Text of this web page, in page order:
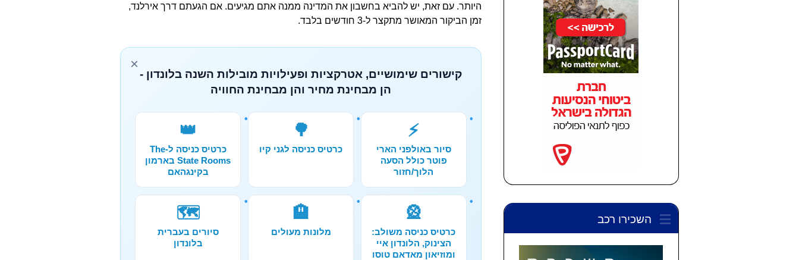
היותר. עם זאת, יש להביא בחשבון את המדינה ממנה אתם מגיעים. אם הגעתם דרך אירלנד,
זמן הביקור המאושר מתקצר ל-3 חודשים בלבד.
×
קישורים שימושיים, אטרקציות ופעילויות מובילות השנה בלונדון -
הן מבחינת מחיר והן מבחינת החוויה
⚡
סיור באולפני הארי
פוטר כולל הסעה
הלוך/חזור
🌳
כרטיס כניסה לגני קיו
👑
כרטיס כניסה ל-The
State Rooms בארמון
בקינגהאם
🎡
כרטיס כניסה משולב:
הצינוק, הלונדון איי
ומוזיאון מאדאם טוסו
🏨
מלונות מעולים
🗺️
סיורים בעברית
בלונדון
השכירו רכב